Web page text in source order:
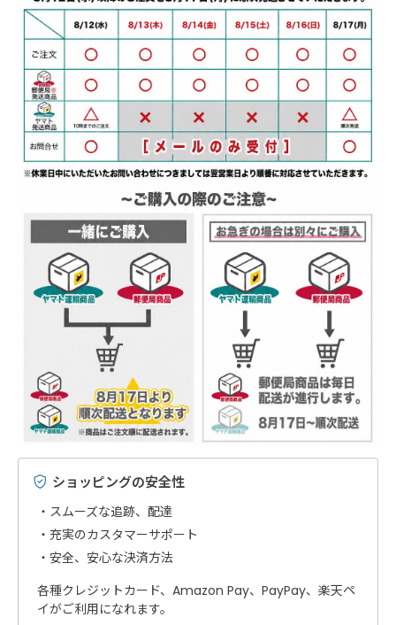
ショッピングの安全性
スムーズな追跡、配達
充実のカスタマーサポート
安全、安心な決済方法
各種クレジットカード、Amazon Pay、PayPay、楽天ペ
イがご利用になれます。